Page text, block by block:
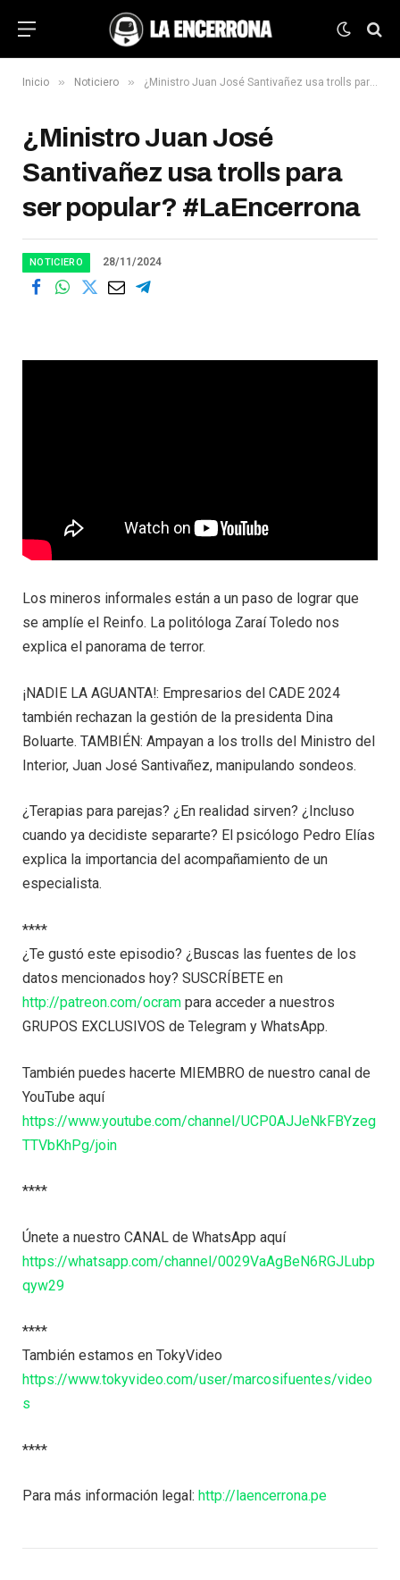
Inicio » Noticiero » ¿Ministro Juan José Santivañez usa trolls para ser popular? #LaEncerrona
¿Ministro Juan José
Santivañez usa trolls para
ser popular? #LaEncerrona
NOTICIERO 28/11/2024
Los mineros informales están a un paso de lograr que
se amplíe el Reinfo. La politóloga Zaraí Toledo nos
explica el panorama de terror.
¡NADIE LA AGUANTA!: Empresarios del CADE 2024
también rechazan la gestión de la presidenta Dina
Boluarte. TAMBIÉN: Ampayan a los trolls del Ministro del
Interior, Juan José Santivañez, manipulando sondeos.
¿Terapias para parejas? ¿En realidad sirven? ¿Incluso
cuando ya decidiste separarte? El psicólogo Pedro Elías
explica la importancia del acompañamiento de un
especialista.
****
¿Te gustó este episodio? ¿Buscas las fuentes de los
datos mencionados hoy? SUSCRÍBETE en
http://patreon.com/ocram para acceder a nuestros
GRUPOS EXCLUSIVOS de Telegram y WhatsApp.
También puedes hacerte MIEMBRO de nuestro canal de
YouTube aquí
https://www.youtube.com/channel/UCP0AJJeNkFBYzeg
TTVbKhPg/join
****
Únete a nuestro CANAL de WhatsApp aquí
https://whatsapp.com/channel/0029VaAgBeN6RGJLubp
qyw29
****
También estamos en TokyVideo
https://www.tokyvideo.com/user/marcosifuentes/video
s
****
Para más información legal: http://laencerrona.pe